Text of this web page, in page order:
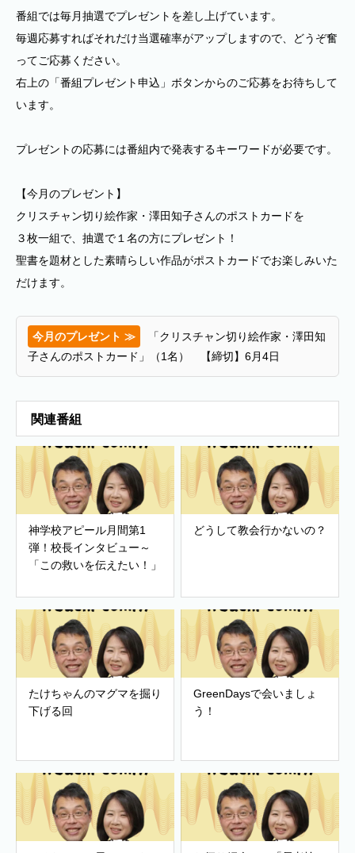
番組では毎月抽選でプレゼントを差し上げています。
毎週応募すればそれだけ当選確率がアップしますので、どうぞ奮
ってご応募ください。
右上の「番組プレゼント申込」ボタンからのご応募をお待ちして
います。
プレゼントの応募には番組内で発表するキーワードが必要です。
【今月のプレゼント】
クリスチャン切り絵作家・澤田知子さんのポストカードを
３枚一組で、抽選で１名の方にプレゼント！
聖書を題材とした素晴らしい作品がポストカードでお楽しみいた
だけます。
今月のプレゼント ≫
「クリスチャン切り絵作家・澤田知
子さんのポストカード」（1名） 【締切】6月4日
関連番組
神学校アピール月間第1
弾！校長インタビュー～
「この救いを伝えたい！」
どうして教会行かないの？
たけちゃんのマグマを掘り
下げる回
GreenDaysで会いましょ
う！